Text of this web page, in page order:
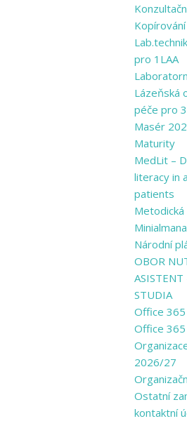
Kopírování
pro 1LAA
Lázeňská
péče pro
Masér
Maturity
MedLit –
literacy in
patients
Národní
OBOR
STUDIA
Office 365
Office
2026/27
Ostatní
kontaktní